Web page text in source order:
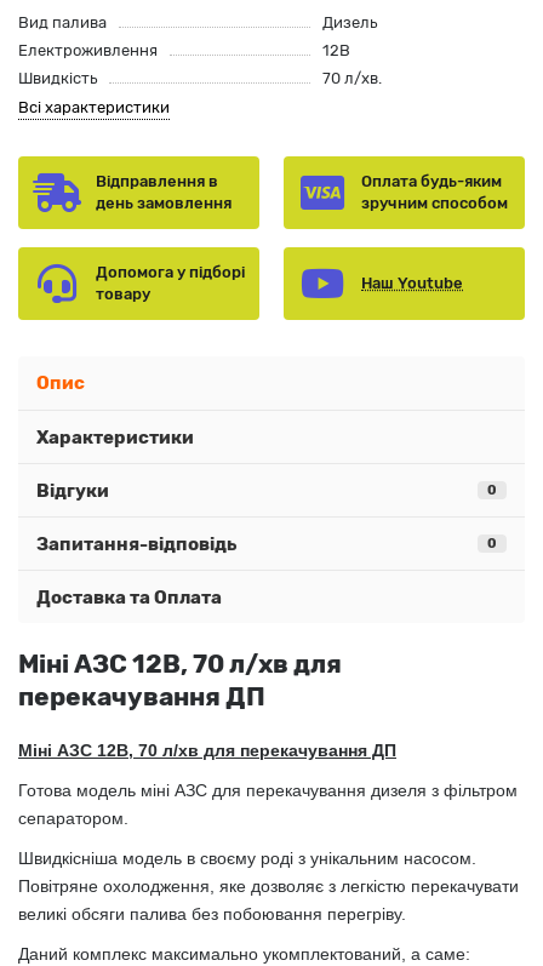
Вид палива
Дизель
Електроживлення
12В
Швидкість
70 л/хв.
Всі характеристики
Відправлення в
день замовлення
Оплата будь-яким
зручним способом
Допомога у підборі
товару
Наш Youtube
Опис
Характеристики
Відгуки 0
Запитання-відповідь 0
Доставка та Оплата
Міні АЗС 12В, 70 л/хв для
перекачування ДП
Міні АЗС 12В, 70 л/хв для перекачування ДП
Готова модель міні АЗС для перекачування дизеля з фільтром
сепаратором.
Швидкісніша модель в своєму роді з унікальним насосом.
Повітряне охолодження, яке дозволяє з легкістю перекачувати
великі обсяги палива без побоювання перегріву.
Даний комплекс максимально укомплектований, а саме: